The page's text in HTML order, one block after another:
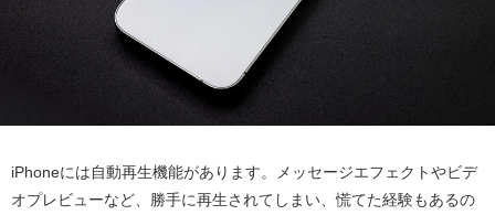
iPhoneには自動再生機能があります。メッセージエフェクトやビデ
オプレビューなど、勝手に再生されてしまい、慌てた経験もあるの